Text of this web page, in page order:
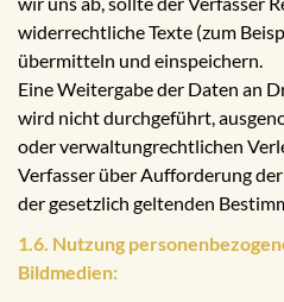
widerrechtliche Texte (zum
übermitteln und einspeichern.
Eine Weitergabe der Daten an
wird nicht durchgeführt,
oder verwaltungrechtlichen
Verfasser über Aufforderung
der gesetzlich geltenden
1.6. Nutzung
Bildmedien: